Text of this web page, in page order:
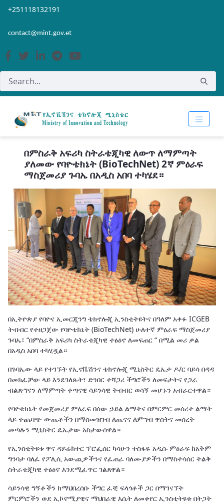
Skip to Main Content
Open Accessibility Menu
+251118132191
contact@mint.gov.et
በምስራቅ አፍሪካ ስትራቴጂካዊ ለውጥ ለማምጣት
ያለመው የባዮቴክኔት (BioTechNet) 2ኛ ምዕራፍ
ማስጀመሪያ ጉባኤ በአዲስ አበባ ተካሄደ።
በኢትዮጵያ የባዮና ኢመርጂንግ ቴክኖሎጂ ኢንስቲትዩትና በዓለም አቀፉ ICGEB
ትብብር የተዘጋጀው የባዮቴክኔት (BioTechNet) ሁለተኛ ምዕራፍ ማስጀመሪያ
ጉባኤ፣ “በምስራቅ አፍሪካ ስትራቴጂካዊ ተፅዕኖ ለመፍጠር “ በሚል መሪ ቃል
በአዲስ አበባ ተካሂዷል።
በጉባኤው ላይ የተገኙት የኢኖቬሽንና ቴክኖሎጂ ሚኒስትር ዴኤታ ዶ/ር ባይሳ በዳዳ
በመክፈቻው ላይ እንደገለጹት፣ ድንበር ተሻጋሪ ችግሮችን ለመፍታትና የጋራ
ብልጽግናን ለማምጣት ቀጣናዊ ሳይንሳዊ ትብብር ወሳኝ መሆኑን አብራርተዋል።
የባዮቴክኔት የመጀመሪያ ምዕራፍ በሰው ኃይል ልማትና በምርምር መሰረተ ልማት
ላይ ተጨባጭ ውጤቶችን በማስመዝገብ ለጤናና ለምግብ ዋስትና መሰረት
መጣሉን ሚኒስትር ዴኤታው አስታውሰዋል።
የኢንስቲትዩቱ ዋና ዳይሬክተር ፕሮፌሰር ካሳሁን ተስፋዬ አዲሱ ምዕራፍ ከአቅም
ግንባታ ባለፈ የፖሊሲ አውጪዎችንና የፈጠራ ባለሙያዎችን በማስተሳሰር ትልቅ
ስትራቴጂካዊ ተፅዕኖ እንደሚፈጥር ገልጸዋል።
ሳይንሳዊ ግኝቶችን ከማህበረሰቡ ችግር ፈቺ ፍላጎቶች ጋር በማገናኘት
ምርምሮችን ወደ ኢኮኖሚያዊና ማህበራዊ እሴት ለመቀየር ኢንስቲትዩቱ በትጋት